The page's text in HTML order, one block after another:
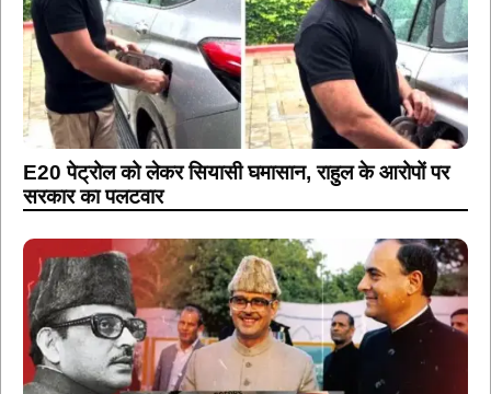
E20 पेट्रोल को लेकर सियासी घमासान, राहुल के आरोपों पर
सरकार का पलटवार